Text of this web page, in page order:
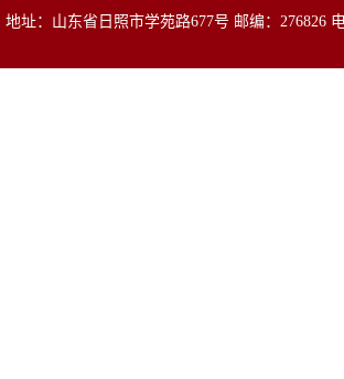
地址：山东省日照市学苑路677号 邮编：276826